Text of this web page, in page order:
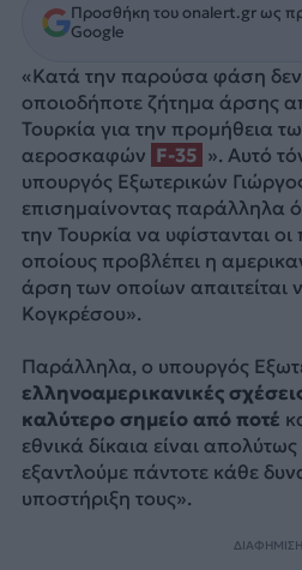
Προσθήκη του onalert.gr ως
Google
«Κατά την παρούσα φάση δεν
οποιοδήποτε ζήτημα άρσης
Τουρκία για την προμήθεια
αεροσκαφών F-35 ». Αυτό
υπουργός Εξωτερικών
επισημαίνοντας παράλληλα
την Τουρκία να υφίστανται οι
οποίους προβλέπει η
άρση των οποίων απαιτείται
Κογκρέσου».
Παράλληλα, ο υπουργός
ελληνοαμερικανικές
καλύτερο σημείο από ποτέ
εθνικά δίκαια είναι
εξαντλούμε πάντοτε κάθε
υποστήριξη τους».
ΔΙΑΦΗΜΙΣΗ